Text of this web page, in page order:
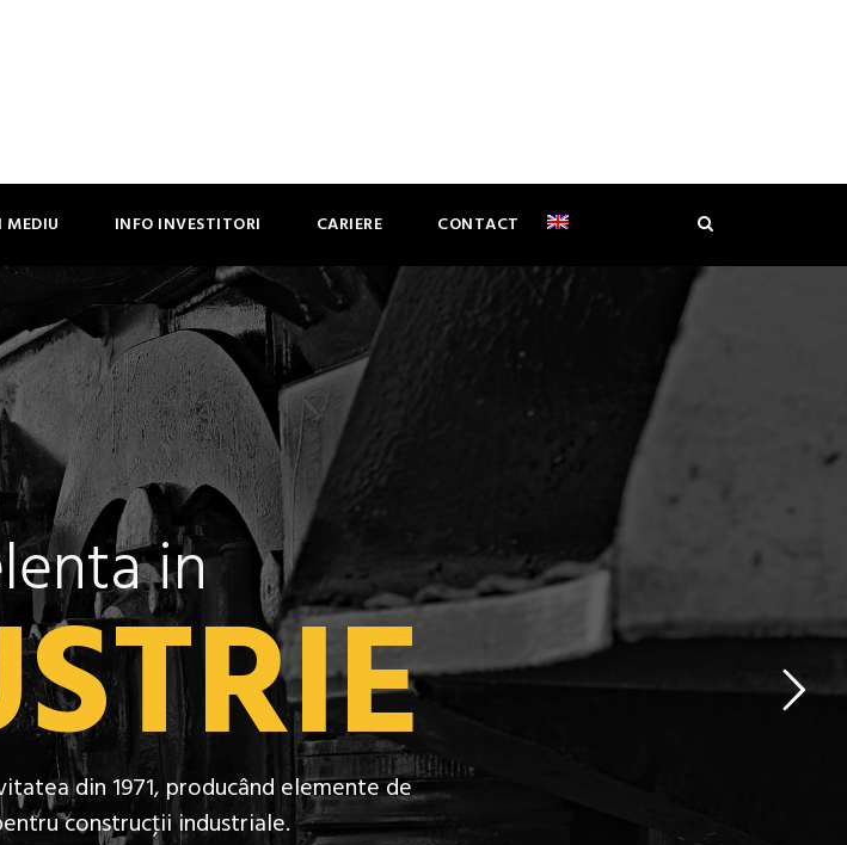
MEDIU INFO INVESTITORI CARIERE CONTACT
in
din 1971, producând elemente de
construcţii industriale.